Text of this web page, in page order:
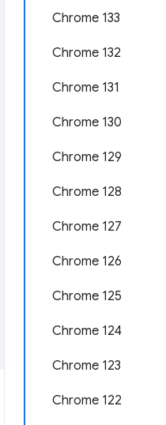
Chrome 133
Chrome 132
Chrome 131
Chrome 130
Chrome 129
Chrome 128
Chrome 127
Chrome 126
Chrome 125
Chrome 124
Chrome 123
Chrome 122